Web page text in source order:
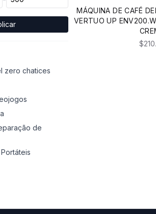
zero chatices
de
MÁQUINA DE CAFÉ
VERTUO UP